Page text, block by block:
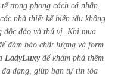
trong phong cách cá nhân.
nhà thiết kế biến tấu không
độc đáo và thú vị. Khi mua
đảm bảo chất lượng và form
LadyLuxyđể khám phá thêm
đa dạng, giúp bạn tự tin tỏa